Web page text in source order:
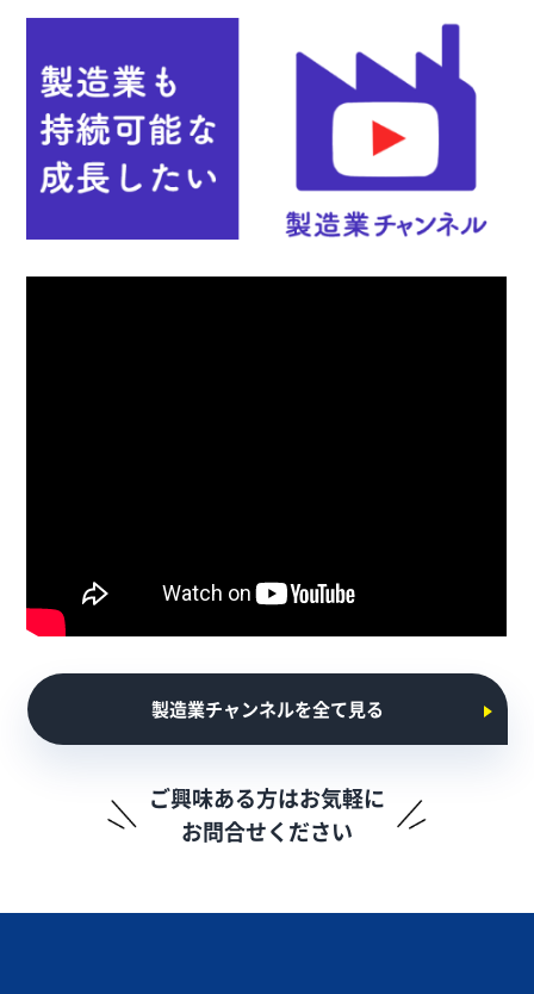
製造業チャンネルを全て見る
ご興味ある方はお気軽に
お問合せください